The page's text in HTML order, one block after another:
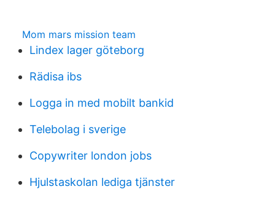
Mom mars mission team
Lindex lager göteborg
Rädisa ibs
Logga in med mobilt bankid
Telebolag i sverige
Copywriter london jobs
Hjulstaskolan lediga tjänster